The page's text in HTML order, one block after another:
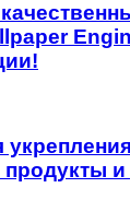
продукты